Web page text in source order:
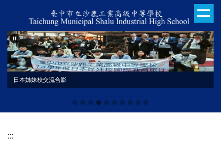
主
要
內
容
日本姊妹校交流合影
:::